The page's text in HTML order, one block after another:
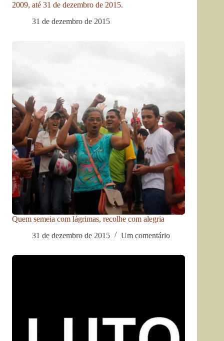
2009, até 31 de dezembro de 2015.
31 de dezembro de 2015
Quem semeia com lágrimas, recolhe com alegria
31 de dezembro de 2015
Um comentário